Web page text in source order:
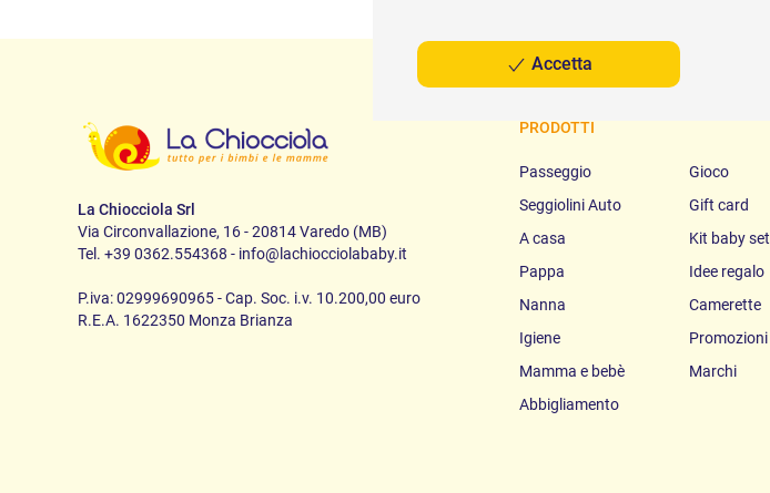
La Chiocciola Srl
Via Circonvallazione, 16 - 20814 Varedo (MB)
Tel. +39 0362.554368 - info@lachiocciolababy.it
P.iva: 02999690965 - Cap. Soc. i.v. 10.200,00 euro
R.E.A. 1622350 Monza Brianza
PRODOTTI
Passeggio
Seggiolini Auto
A casa
Pappa
Nanna
Igiene
Mamma e bebè
Abbigliamento
Gioco
Gift card
Kit baby set
Idee regalo
Camerette
Promozioni
Marchi
Accetta